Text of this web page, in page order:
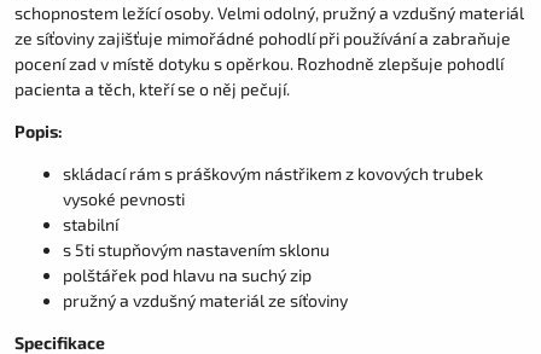
schopnostem ležící osoby. Velmi odolný, pružný a vzdušný materiál
ze síťoviny zajišťuje mimořádné pohodlí při používání a zabraňuje
pocení zad v místě dotyku s opěrkou. Rozhodně zlepšuje pohodlí
pacienta a těch, kteří se o něj pečují.
Popis:
skládací rám s práškovým nástřikem z kovových trubek
vysoké pevnosti
stabilní
s 5ti stupňovým nastavením sklonu
polštářek pod hlavu na suchý zip
pružný a vzdušný materiál ze síťoviny
Specifikace